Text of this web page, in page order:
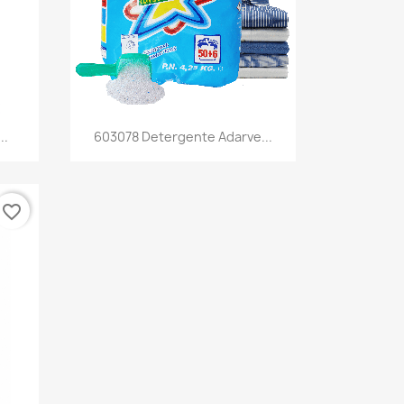
Vista rápida
603078 Detergente Adarve...
favorite_border